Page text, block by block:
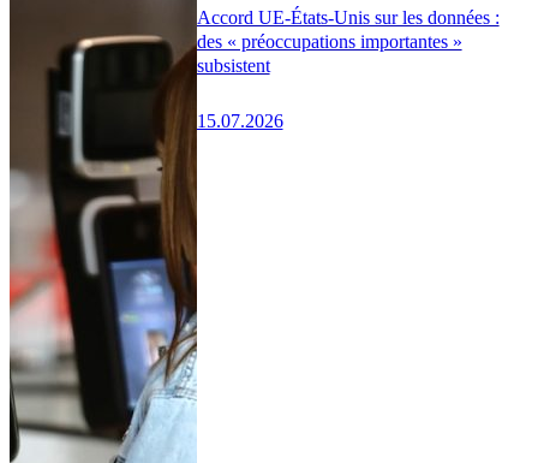
Accord UE-États-Unis sur les données :
des « préoccupations importantes »
subsistent
15.07.2026